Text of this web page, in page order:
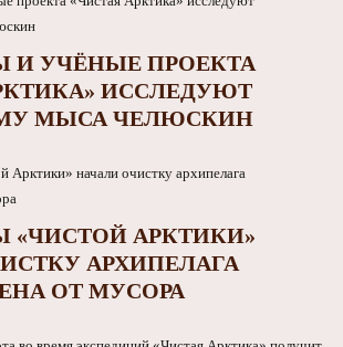
И УЧЁНЫЕ ПРОЕКТА
ИССЛЕДУЮТ
МЫСА ЧЕЛЮСКИН
«ЧИСТОЙ АРКТИКИ»
АРХИПЕЛАГА
ОТ МУСОРА